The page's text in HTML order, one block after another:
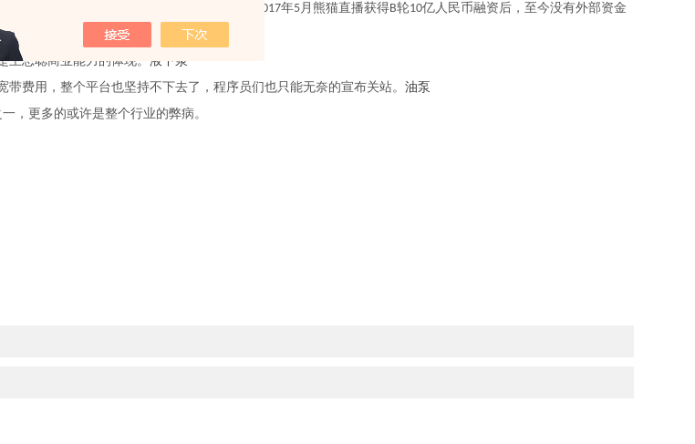
以遣散员工的方式为熊猫直播画上句号。在2017年5月熊猫直播获得B轮10亿人民币融资后，至今没有外部资金
王思聪商业能力的体现。液下泵
费用，整个平台也坚持不下去了，程序员们也只能无奈的宣布关站。油泵
，更多的或许是整个行业的弊病。